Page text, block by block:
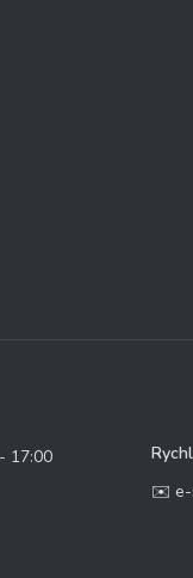
17:00
✉️ e-